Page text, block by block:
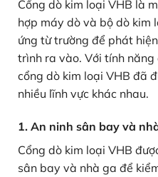
Cổng dò kim loại VHB là
hợp máy dò và bộ dò kim
ứng từ trường để phát
trình ra vào. Với tính
cổng dò kim loại VHB đã
nhiều lĩnh vực khác nhau.
1. An ninh sân bay và
Cổng dò kim loại VHB
sân bay và nhà ga để